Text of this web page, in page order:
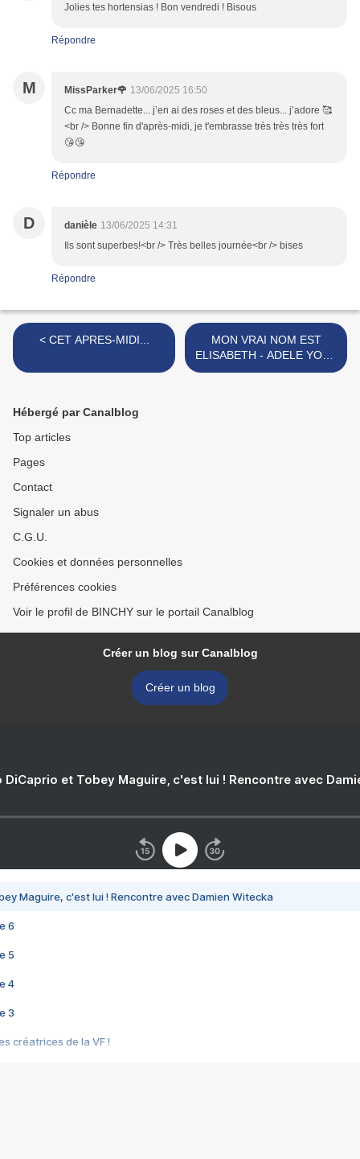
Jolies tes hortensias ! Bon vendredi ! Bisous
Répondre
M MissParker🌹 13/06/2025 16:50
Cc ma Bernadette... j’en ai des roses et des bleus... j’adore 🥰
<br /> Bonne fin d'après-midi, je t'embrasse très très très fort
😘😘
Répondre
D danièle 13/06/2025 14:31
Ils sont superbes!<br /> Très belles journée<br /> bises
Répondre
< CET APRES-MIDI...
MON VRAI NOM EST
ELISABETH - ADELE YON :
POIGNANT ! >
Hébergé par Canalblog
Top articles
Pages
Contact
Signaler un abus
C.G.U.
Cookies et données personnelles
Préférences cookies
Voir le profil de BINCHY sur le portail Canalblog
Créer un blog sur Canalblog
Créer un blog
DiCaprio et Tobey Maguire, c'est lui ! Rencontre avec
Maguire, c'est lui ! Rencontre avec Damien Witecka
6
5
4
3
créatrices de la VF !